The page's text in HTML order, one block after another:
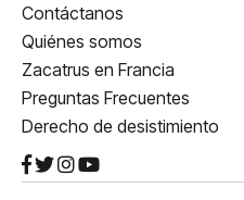
Contáctanos
Quiénes somos
Zacatrus en Francia
Preguntas Frecuentes
Derecho de desistimiento